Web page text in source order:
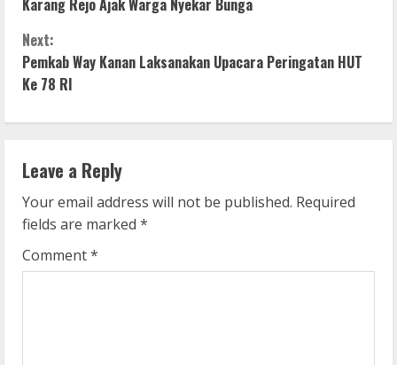
n
t
i
n
u
e
R
Karang Rejo Ajak Warga Nyekar Bunga
Next:
Pemkab Way Kanan Laksanakan Upacara Peringatan HUT
Ke 78 RI
Leave a Reply
Your email address will not be published. Required
fields are marked *
Comment*